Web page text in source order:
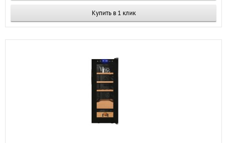
Купить в 1 клик